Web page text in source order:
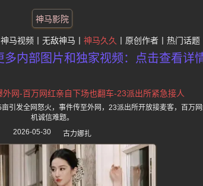
神马影院
神马视频 无敌神马 神马久久 原创作者 热门话题
多内部图片和独家视频：点击查看详
网-百万网红亲自下场也翻车-23派出所紧急接人
引发全网怒火，事件传至外网，23派出所开放接麦客，百万
机诚信难题。
2026-05-30
古力娜扎